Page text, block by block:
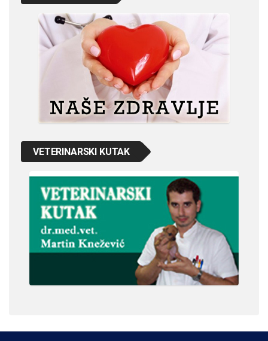
VETERINARSKI KUTAK